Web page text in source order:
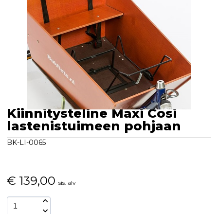
Kiinnitysteline Maxi Cosi
lastenistuimeen pohjaan
BK-LI-0065
€ 139,00 sis. alv